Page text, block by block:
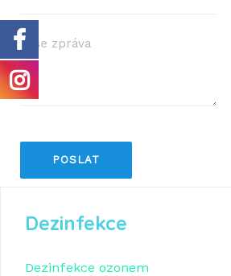
Dezinfekce
Dezinfekce ozonem